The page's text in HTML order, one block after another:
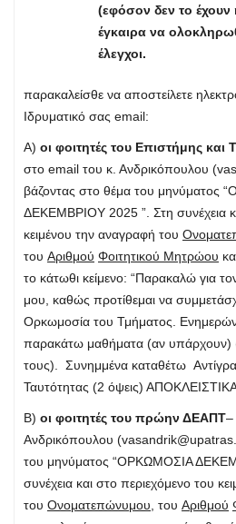
(εφόσον δεν το έχουν
έγκαιρα να
έλεγχοι.
παρακαλείσθε να αποστείλετε
Ιδρυματικό σας email:
Α) οι φοιτητές του Επιστήμης
στο email του κ. Ανδρικόπουλου (
βάζοντας στο θέμα του μηνύματος
ΔΕΚΕΜΒΡΙΟΥ 2025 ”. Στη συνέχεια
κειμένου την αναγραφή του
του Αριθμού Φοιτητικού Μητρώου
το κάτωθι κείμενο: “Παρακαλώ για
μου, καθώς προτίθεμαι να
Ορκωμοσία του Τμήματος.
παρακάτω μαθήματα (αν υπάρχουν)
τους). Συνημμένα καταθέτω
Ταυτότητας (2 όψεις)
Β) οι φοιτητές του πρώην ΔΕΑΠΤ–
Ανδρικόπουλου (
του μηνύματος “ΟΡΚΩΜΟΣΙΑ
συνέχεια και στο περιεχόμενο του
του Ονοματεπώνυμου, του Αριθμού